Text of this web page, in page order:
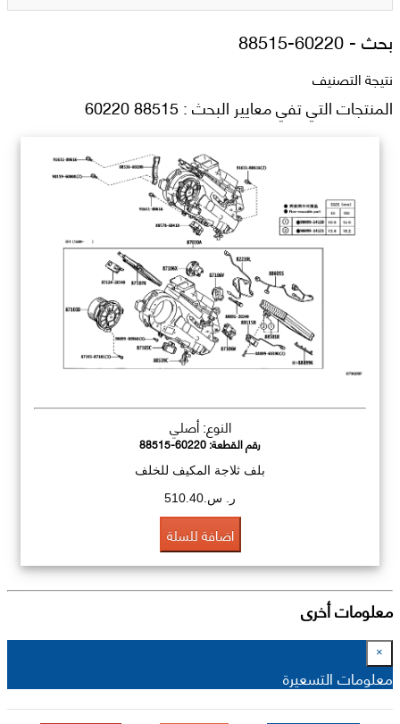
بحث -88515-60220
نتيجة التصنيف
المنتجات التي تفي معايير البحث : 88515 60220
النوع: أصلي
رقم القطعة:88515-60220
بلف ثلاجة المكيف للخلف
ر. س.510.40
اضافة للسلة
معلومات أخرى
×
معلومات التسعيرة